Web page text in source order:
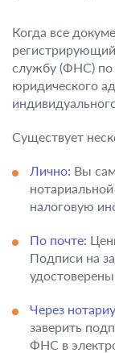
Когда все
службу (ФНС) по
юридического
Существует
Лично: Вы
налоговую
По почте:
Подписи на
Через
заверить
ФНС в